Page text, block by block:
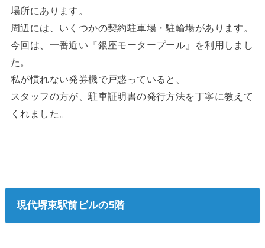
場所にあります。
周辺には、いくつかの契約駐車場・駐輪場があります。
今回は、一番近い『銀座モータープール』を利用しまし
た。
私が慣れない発券機で戸惑っていると、
スタッフの方が、駐車証明書の発行方法を丁寧に教えて
くれました。
現代堺東駅前ビルの5階